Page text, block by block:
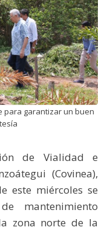
para garantizar un buen
de Vialidad e
(Covinea),
este miércoles se
mantenimiento
zona norte de la